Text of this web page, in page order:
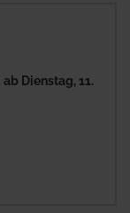
ab Dienstag, 11.